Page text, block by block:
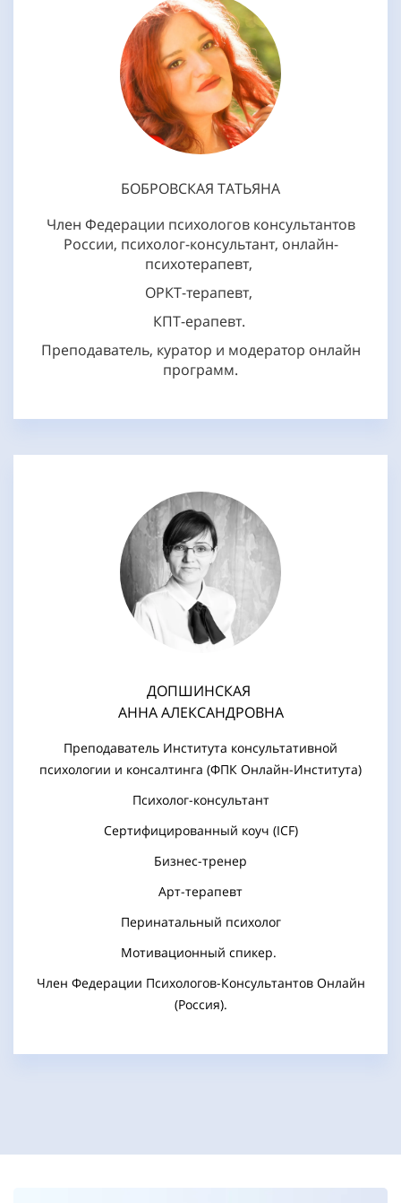
БОБРОВСКАЯ ТАТЬЯНА
Член Федерации психологов консультантов
России, психолог-консультант, онлайн-
психотерапевт,
ОРКТ-терапевт,
КПТ-ерапевт.
Преподаватель, куратор и модератор онлайн
программ.
ДОПШИНСКАЯ
АННА АЛЕКСАНДРОВНА
Преподаватель Института консультативной
психологии и консалтинга (ФПК Онлайн-Института)
Психолог-консультант
Сертифицированный коуч (ICF)
Бизнес-тренер
Арт-терапевт
Перинатальный психолог
Мотивационный спикер.
Член Федерации Психологов-Консультантов Онлайн
(Россия).